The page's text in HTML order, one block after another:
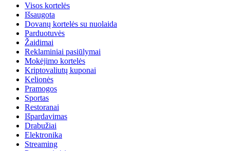
Visos kortelės
Išsaugota
Dovanų kortelės su nuolaida
Parduotuvės
Žaidimai
Reklaminiai pasiūlymai
Mokėjimo kortelės
Kriptovaliutų kuponai
Kelionės
Pramogos
Sportas
Restoranai
Išpardavimas
Drabužiai
Elektronika
Streaming